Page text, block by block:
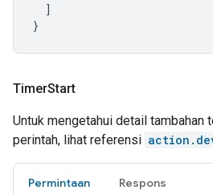
]
}
TimerStart
Untuk mengetahui detail tambahan
perintah, lihat referensi
Permintaan Respons